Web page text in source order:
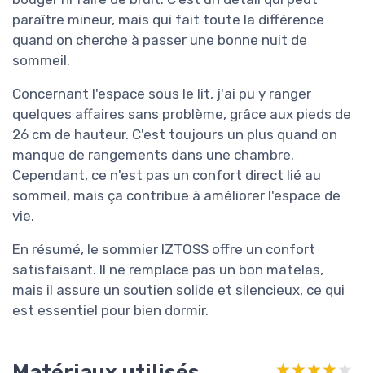
paraître mineur, mais qui fait toute la différence
quand on cherche à passer une bonne nuit de
sommeil.
Concernant l'espace sous le lit, j'ai pu y ranger
quelques affaires sans problème, grâce aux pieds de
26 cm de hauteur. C'est toujours un plus quand on
manque de rangements dans une chambre.
Cependant, ce n'est pas un confort direct lié au
sommeil, mais ça contribue à améliorer l'espace de
vie.
En résumé, le sommier IZTOSS offre un confort
satisfaisant. Il ne remplace pas un bon matelas,
mais il assure un soutien solide et silencieux, ce qui
est essentiel pour bien dormir.